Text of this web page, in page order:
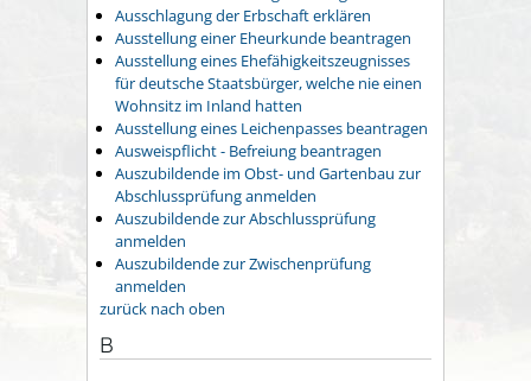
Ausschlagung der Erbschaft erklären
Ausstellung einer Eheurkunde beantragen
Ausstellung eines Ehefähigkeitszeugnisses
für deutsche Staatsbürger, welche nie einen
Wohnsitz im Inland hatten
Ausstellung eines Leichenpasses beantragen
Ausweispflicht - Befreiung beantragen
Auszubildende im Obst- und Gartenbau zur
Abschlussprüfung anmelden
Auszubildende zur Abschlussprüfung
anmelden
Auszubildende zur Zwischenprüfung
anmelden
zurück nach oben
B